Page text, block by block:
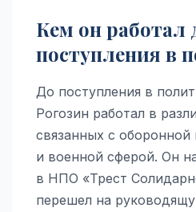
Кем он работал
поступления в
До поступления в
Рогозин работал в
связанных с
и военной сферой. Он
в НПО «Трест
перешел на